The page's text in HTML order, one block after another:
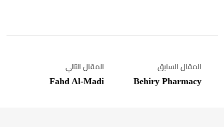
المقال السابق
Behiry Pharmacy
المقال التالي
Fahd Al-Madi